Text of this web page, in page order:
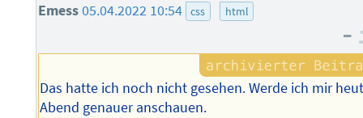
Emess05.04.2022 10:54 css html
–
Das hatte ich noch nicht gesehen. Werde ich mir
Abend genauer anschauen.